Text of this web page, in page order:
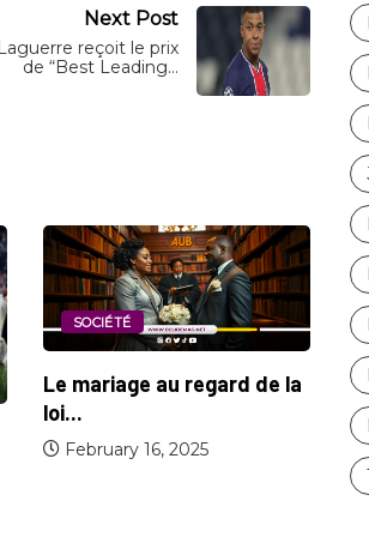
Next Post
reçoit le prix
de “Best Leading…
CINÉMA CULTURE
“Le mariage (entre